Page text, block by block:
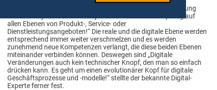
In diesem Zuge machte Prof. Kollmann deutlich: „Digitalisierung
beeinflusst jede Branche und jede Form der Wertschöpfung auf
allen Ebenen von Produkt-, Service- oder
Dienstleistungsangeboten!“ Die reale und die digitale Ebene werden
entsprechend immer weiter verschmelzen und es werden
zunehmend neue Kompetenzen verlangt, die diese beiden Ebenen
miteinander verbinden können. Deswegen sind „Digitale
Veränderungen auch kein technischer Knopf, den man so einfach
drücken kann. Es geht um einen evolutionärer Kopf für digitale
Geschäftsprozesse und -modelle!“ stellte der bekannte Digital-
Experte ferner fest.